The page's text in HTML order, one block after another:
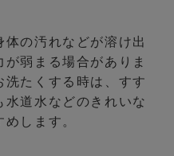
の汚れなどが溶け出
弱まる場合がありま
たくする時は、すす
水道水などのきれいな
します。